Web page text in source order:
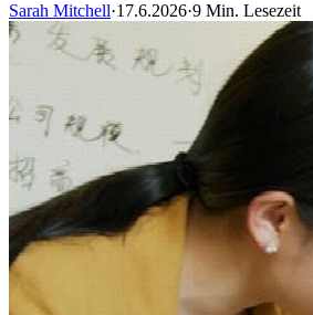
Sarah Mitchell·17.6.2026·9 Min. Lesezeit